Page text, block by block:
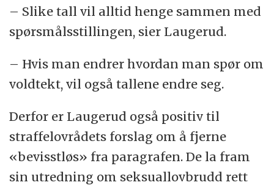
– Slike tall vil alltid henge sammen med
spørsmålsstillingen, sier Laugerud.
– Hvis man endrer hvordan man spør om
voldtekt, vil også tallene endre seg.
Derfor er Laugerud også positiv til
straffelovrådets forslag om å fjerne
«bevisstløs» fra paragrafen. De la fram
sin utredning om seksuallovbrudd rett